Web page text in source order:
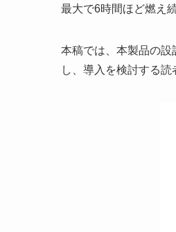
最大で6時間ほど燃え
本稿では、本製品の
し、導入を検討する読